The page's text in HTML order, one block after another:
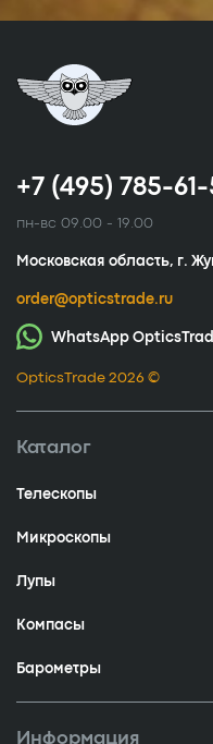
+7 (495) 785-
пн-вс 09.00 - 19.00
Московская область, г.
order@opticstrade.ru
WhatsApp
OpticsTrade 2026 ©
Каталог
Телескопы
Микроскопы
Лупы
Компасы
Барометры
Информация